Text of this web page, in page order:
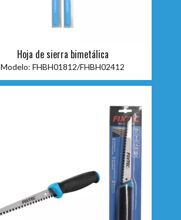
Hoja de sierra bimetálica
Modelo: FHBH01812/FHBH02412